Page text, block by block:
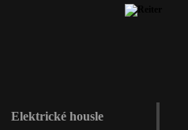
Elektrické housle